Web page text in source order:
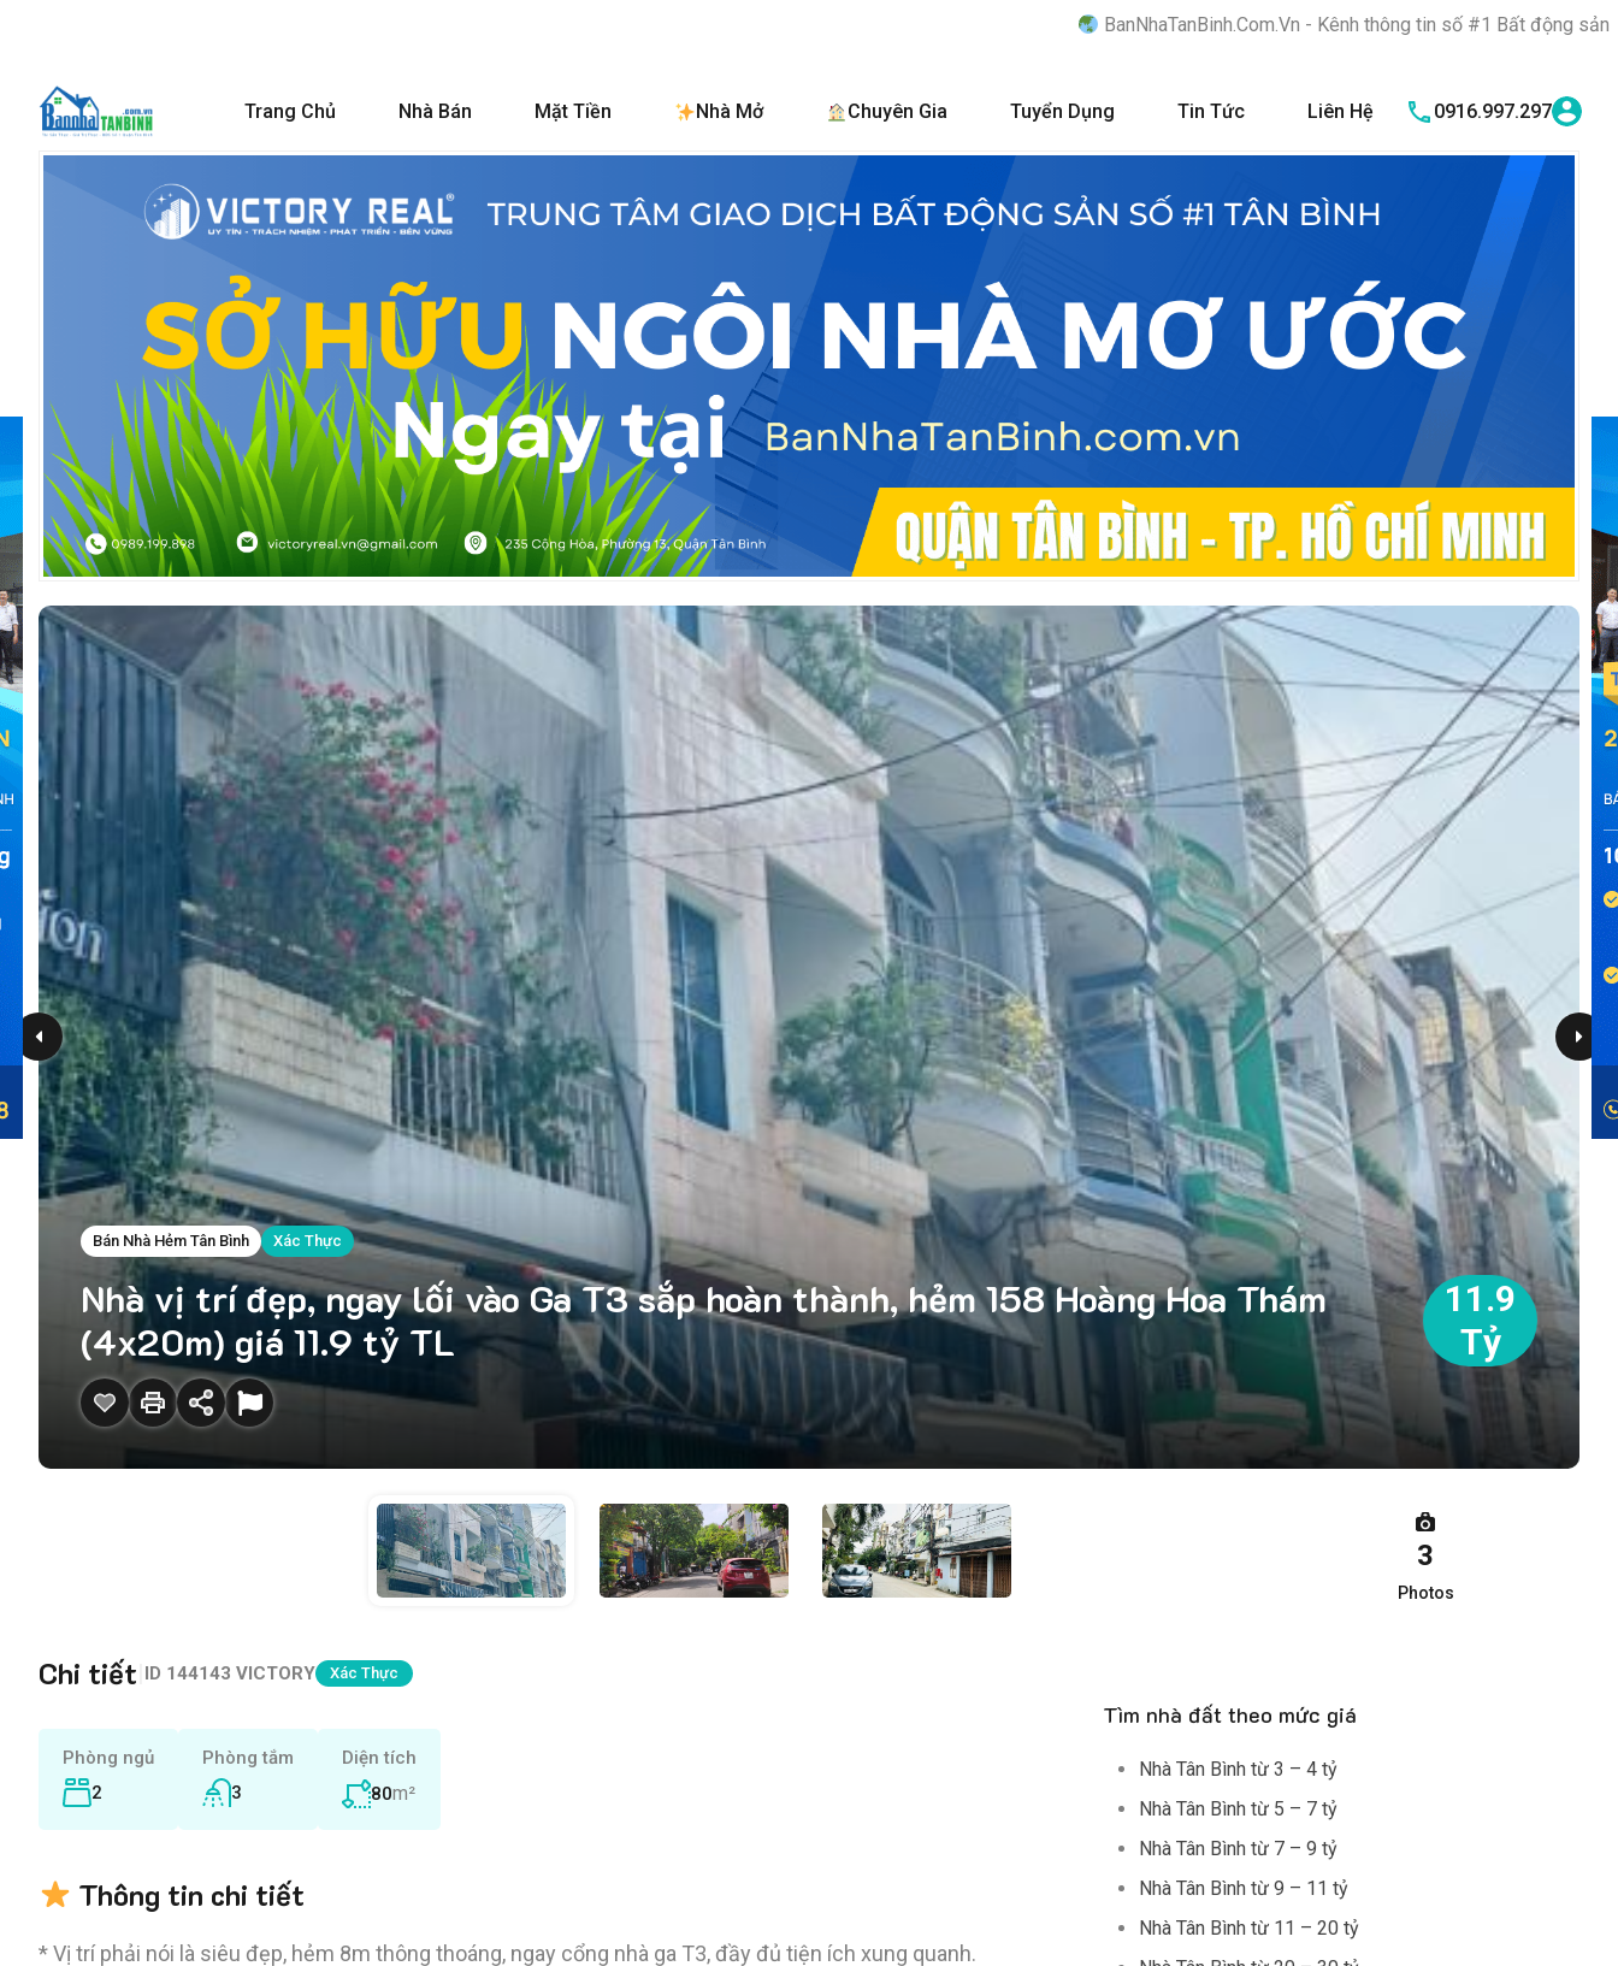
BanNhaTanBinh.Com.Vn - Kênh thông tin số #1 Bất động sản quận Tân Bình
Trang Chủ Nhà Bán Mặt Tiền Nhà Mở Chuyên Gia Tuyển Dụng Tin Tức Liên Hệ 0916.997.297
Bán Nhà Hẻm Tân Bình Xác Thực
Nhà vị trí đẹp, ngay lối vào Ga T3 sắp hoàn thành, hẻm 158 Hoàng Hoa Thám
(4x20m) giá 11.9 tỷ TL
11.9
Tỷ
3
Photos
Chi tiết ID 144143 VICTORY Xác Thực
Phòng ngủ
2
Phòng tắm
3
Diện tích
80m²
Thông tin chi tiết
* Vị trí phải nói là siêu đẹp, hẻm 8m thông thoáng, ngay cổng nhà ga T3, đầy đủ tiện ích xung quanh.
Tìm nhà đất theo mức giá
Nhà Tân Bình từ 3 – 4 tỷ
Nhà Tân Bình từ 5 – 7 tỷ
Nhà Tân Bình từ 7 – 9 tỷ
Nhà Tân Bình từ 9 – 11 tỷ
Nhà Tân Bình từ 11 – 20 tỷ